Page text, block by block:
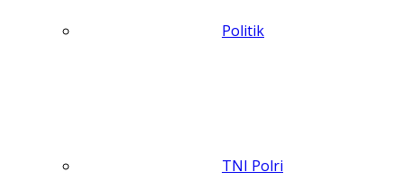
Politik
TNI Polri